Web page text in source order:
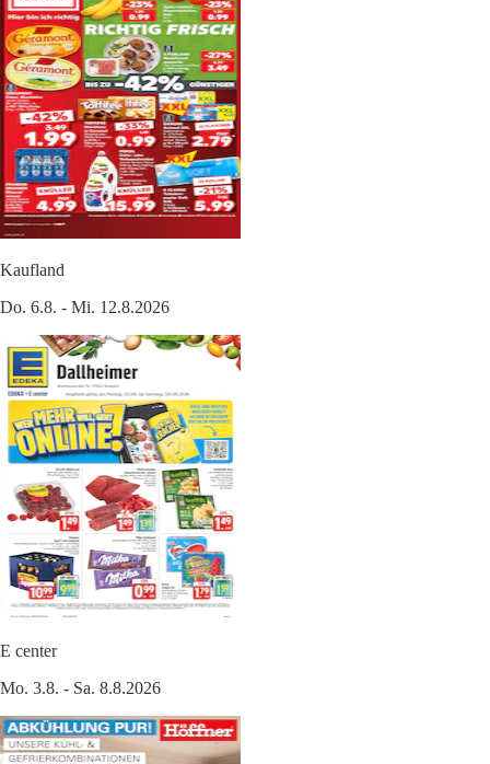
Kaufland
Do. 6.8. - Mi. 12.8.2026
E center
Mo. 3.8. - Sa. 8.8.2026